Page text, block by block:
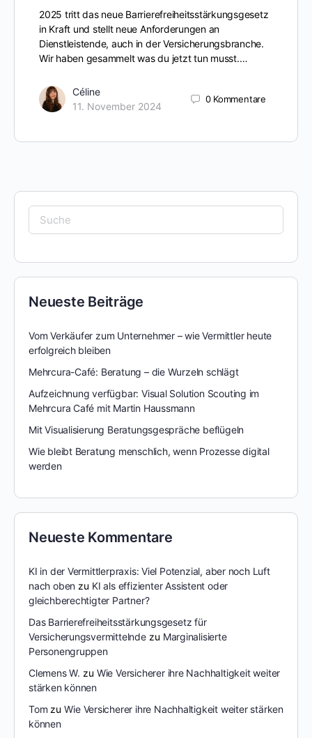
2025 tritt das neue Barrierefreiheitsstärkungsgesetz
in Kraft und stellt neue Anforderungen an
Dienstleistende, auch in der Versicherungsbranche.
Wir haben gesammelt was du jetzt tun musst.…
Céline
11. November 2024
0 Kommentare
Neueste Beiträge
Vom Verkäufer zum Unternehmer – wie Vermittler heute
erfolgreich bleiben
Mehrcura-Café: Beratung – die Wurzeln schlägt
Aufzeichnung verfügbar: Visual Solution Scouting im
Mehrcura Café mit Martin Haussmann
Mit Visualisierung Beratungsgespräche beflügeln
Wie bleibt Beratung menschlich, wenn Prozesse digital
werden
Neueste Kommentare
KI in der Vermittlerpraxis: Viel Potenzial, aber noch Luft
nach oben zu KI als effizienter Assistent oder
gleichberechtigter Partner?
Das Barrierefreiheitsstärkungsgesetz für
Versicherungsvermittelndezu Marginalisierte
Personengruppen
Clemens W. zu Wie Versicherer ihre Nachhaltigkeit weiter
stärken können
Tom zuWie Versicherer ihre Nachhaltigkeit weiter stärken
können